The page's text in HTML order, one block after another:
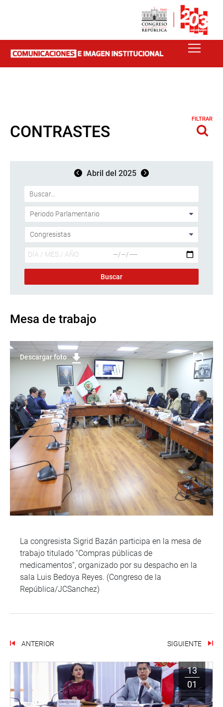
CONTRASTES
FILTRAR
Abril del 2025
Mesa de trabajo
Descargar foto
La congresista Sigrid Bazán participa en la mesa de
trabajo titulado “Compras públicas de
medicamentos”, organizado por su despacho en la
sala Luis Bedoya Reyes. (Congreso de la
República/JCSanchez)
ANTERIOR SIGUIENTE
13
01